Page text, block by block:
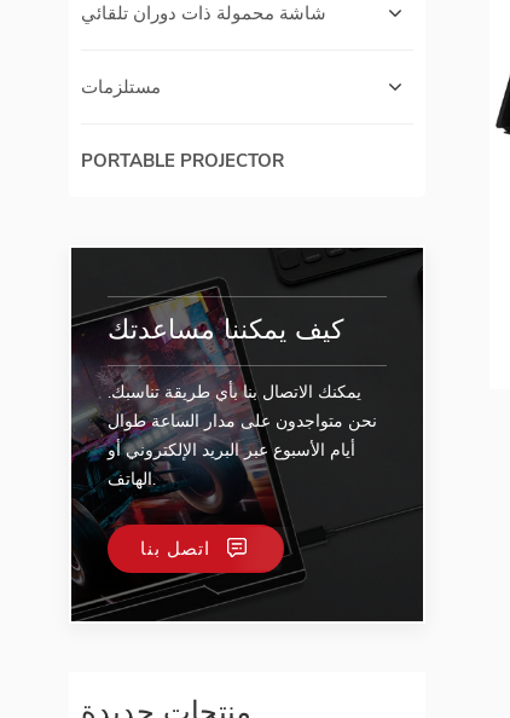
شاشة محمولة ذات دوران تلقائي
مستلزمات
PORTABLE PROJECTOR
كيف يمكننا مساعدتك
يمكنك الاتصال بنا بأي طريقة تناسبك.
نحن متواجدون على مدار الساعة طوال
أيام الأسبوع عبر البريد الإلكتروني أو
الهاتف.
اتصل بنا